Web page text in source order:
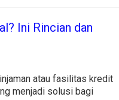
Ini Rincian dan
atau fasilitas kredit
menjadi solusi bagi